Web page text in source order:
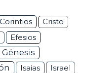
Corintios Cristo
Efesios
Génesis
Isaias Israel